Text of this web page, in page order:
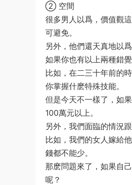
② 空間
很多男人以爲，價值觀
可避免。‍‍‍‍‍‍‍‍‍‍‍‍‍‍‍‍‍‍‍‍‍‍
另外，他們還天真地以
如果你也有以上兩種錯
比如，在二三十年前的
你掌握什麽特殊技能。‍‍‍
但是今天不一樣了，如
100萬元以上。‍‍‍‍‍
另外，我們面臨的情況
比如，我們的女人嫁給
錢都不能少。‍‍‍‍‍‍‍‍‍‍‍‍‍‍‍‍‍‍‍‍‍‍‍‍‍‍‍‍‍‍‍‍‍‍‍‍‍‍‍‍‍‍
那麽問題來了，如果自
呢？‍‍‍‍‍‍‍‍